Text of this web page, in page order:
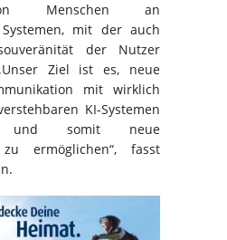
Menschen an
mit der auch
der Nutzer
Ziel ist es, neue
mit wirklich
KI-Systemen
und somit neue
zu ermöglichen“, fasst